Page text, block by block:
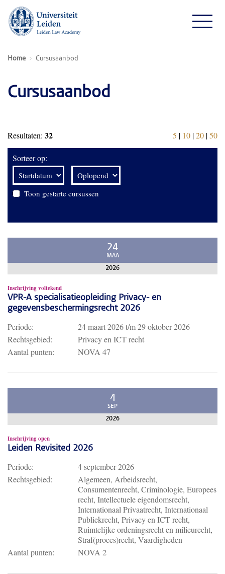
Home Cursusaanbod
Cursusaanbod
Resultaten: 32 5 | 10 |20 |50
Sorteer op:
Toon gestarte cursussen
24
MAA
2026
Inschrijving voltekend
VPR-A specialisatieopleiding Privacy- en
gegevensbeschermingsrecht 2026
Periode: 24 maart 2026t/m29 oktober 2026
Rechtsgebied:
Privacy en ICT recht
Aantal punten:
NOVA 47
4
SEP
2026
Inschrijving open
Leiden Revisited 2026
Periode:
4 september 2026
Rechtsgebied:
Algemeen, Arbeidsrecht,
Consumentenrecht, Criminologie, Europees
recht, Intellectuele eigendomsrecht,
Internationaal Privaatrecht, Internationaal
Publiekrecht, Privacy en ICT recht,
Ruimtelijke ordeningsrecht en milieurecht,
Straf(proces)recht, Vaardigheden
Aantal punten:
NOVA 2